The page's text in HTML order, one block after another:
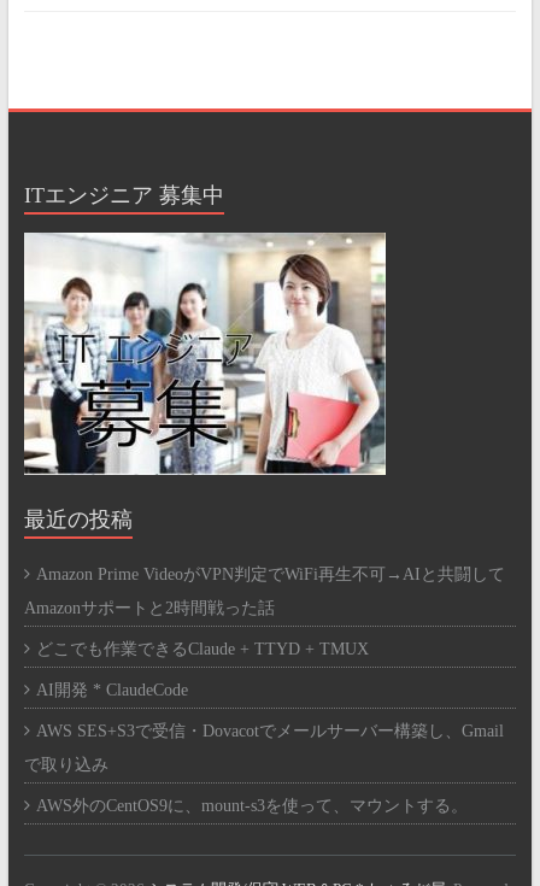
ITエンジニア 募集中
最近の投稿
Amazon Prime VideoがVPN判定でWiFi再生不可→AIと共闘して
Amazonサポートと2時間戦った話
どこでも作業できるClaude + TTYD + TMUX
AI開発 * ClaudeCode
AWS SES+S3で受信・Dovacotでメールサーバー構築し、Gmail
で取り込み
AWS外のCentOS9に、mount-s3を使って、マウントする。